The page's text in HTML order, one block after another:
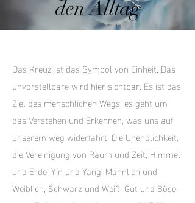
den Alltag
Das Kreuz ist das Symbol von Einheit. Das
unvorstellbare wird hier sichtbar. Es ist das
Ziel des menschlichen Wegs, es geht um
das Verstehen und Erkennen, was uns auf
unserem weg widerfährt. Die Unendlichkeit,
die Vereinigung von Raum und Zeit, Himmel
und Erde, Yin und Yang, Männlich und
Weiblich, Schwarz und Weiß, Gut und Böse